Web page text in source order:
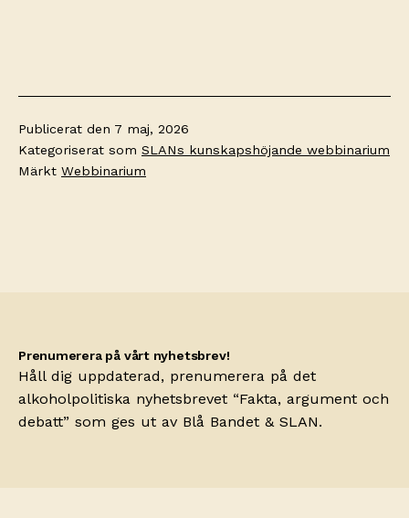
Publicerat den 7 maj, 2026
Kategoriserat som SLANs kunskapshöjande webbinarium
Märkt Webbinarium
Prenumerera på vårt nyhetsbrev!
Håll dig uppdaterad, prenumerera på det
alkoholpolitiska nyhetsbrevet “Fakta, argument och
debatt” som ges ut av Blå Bandet & SLAN.
Dessa kakor
går inte att
välja bort.
Statistik
Vi använder Google
Analytics för
webbplatsstatistik i
syfte att identifiera